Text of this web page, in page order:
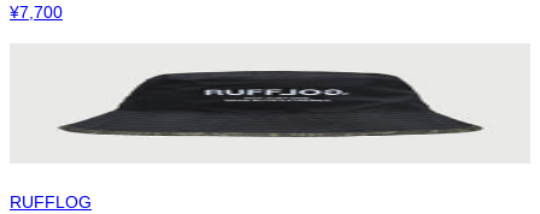
¥7,700
RUFFLOG